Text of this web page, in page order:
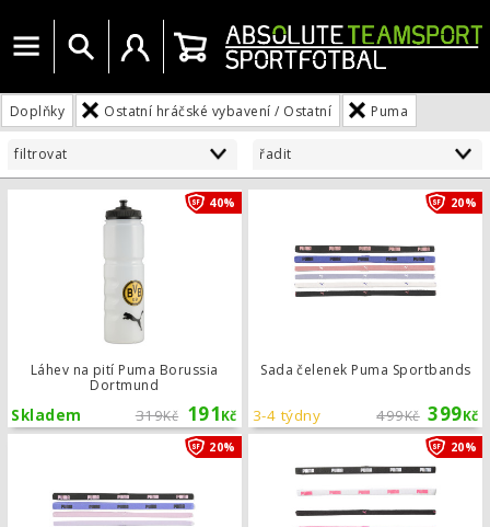
Menu Vyhledat Uživatelský účet
Košík
Doplňky Ostatní hráčské vybavení / Ostatní Puma
filtrovat řadit
Láhev na pití Puma Borussia
Dortmund
319Kč 191Kč
Skladem
40% Láhev na pití Puma Borussia
Sada čelenek Puma Sportbands
499Kč 399Kč
3-4 týdny
20%
20% Sada čelenek Puma Sportbands20%